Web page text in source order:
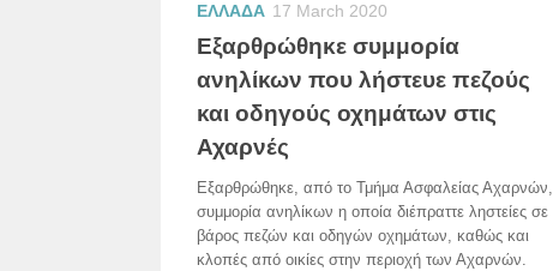
ΕΛΛΑΔΑ 17 March 2020
Εξαρθρώθηκε συμμορία
ανηλίκων που λήστευε πεζούς
και οδηγούς οχημάτων στις
Αχαρνές
Εξαρθρώθηκε, από το Τμήμα Ασφαλείας Αχαρνών,
συμμορία ανηλίκων η οποία διέπραττε ληστείες σε
βάρος πεζών και οδηγών οχημάτων, καθώς και
κλοπές από οικίες στην περιοχή των Αχαρνών.